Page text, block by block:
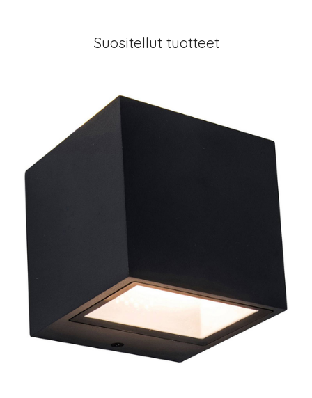
Suositellut tuotteet